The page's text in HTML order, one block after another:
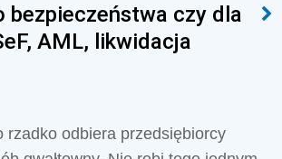
bezpieczeństwa czy dla
AML, likwidacja
rzadko odbiera przedsiębiorcy